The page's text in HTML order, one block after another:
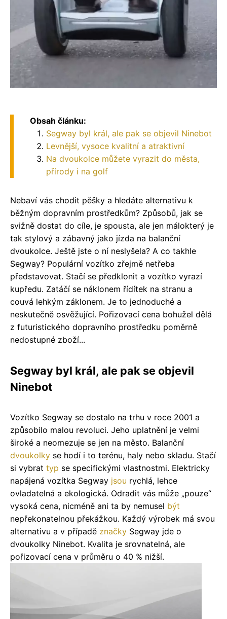
Obsah článku:
Segway byl král, ale pak se objevil Ninebot
Levnější, vysoce kvalitní a atraktivní
Na dvoukolce můžete vyrazit do města,
přírody i na golf
Nebaví vás chodit pěšky a hledáte alternativu k
běžným dopravním prostředkům? Způsobů, jak se
svižně dostat do cíle, je spousta, ale jen málokterý je
tak stylový a zábavný jako jízda na balanční
dvoukolce. Ještě jste o ní neslyšela? A co takhle
Segway? Populární vozítko zřejmě netřeba
představovat. Stačí se předklonit a vozítko vyrazí
kupředu. Zatáčí se náklonem řídítek na stranu a
couvá lehkým záklonem. Je to jednoduché a
neskutečně osvěžující. Pořizovací cena bohužel dělá
z futuristického dopravního prostředku poměrně
nedostupné zboží...
Segway byl král, ale pak se objevil
Ninebot
Vozítko Segway se dostalo na trhu v roce 2001 a
způsobilo malou revoluci. Jeho uplatnění je velmi
široké a neomezuje se jen na město. Balanční
dvoukolky se hodí i to terénu, haly nebo skladu. Stačí
si vybrat typ se specifickými vlastnostmi. Elektricky
napájená vozítka Segway jsou rychlá, lehce
ovladatelná a ekologická. Odradit vás může „pouze“
vysoká cena, nicméně ani ta by nemusel být
nepřekonatelnou překážkou. Každý výrobek má svou
alternativu a v případě značky Segway jde o
dvoukolky Ninebot. Kvalita je srovnatelná, ale
pořizovací cena v průměru o 40 % nižší.